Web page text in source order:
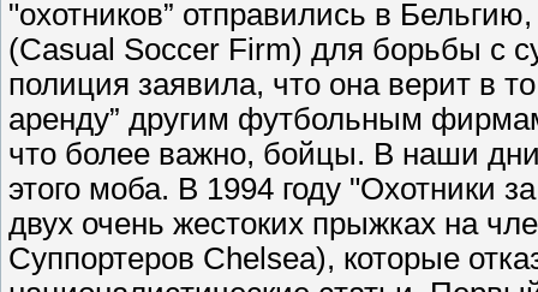
"охотников” отправились в
(Casual Soccer Firm) для борьбы с
полиция заявила, что она верит в
аренду” другим футбольным
что более важно, бойцы. В наши
этого моба. В 1994 году "Охотники
двух очень жестоких прыжках на
Суппортеров Chelsea), которые